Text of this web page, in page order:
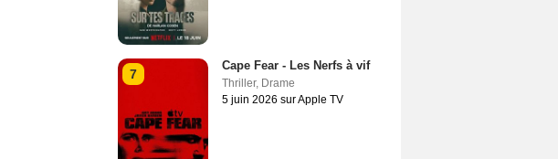
7
Cape Fear - Les Nerfs à vif
Thriller, Drame
5 juin 2026 sur Apple TV